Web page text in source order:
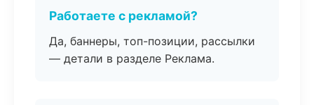
Работаете с рекламой?
Да, баннеры, топ-позиции, рассылки
— детали в разделе Реклама.